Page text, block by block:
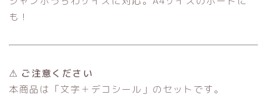
も！
⚠ ご注意ください
本商品は「文字＋デコシール」のセットです。